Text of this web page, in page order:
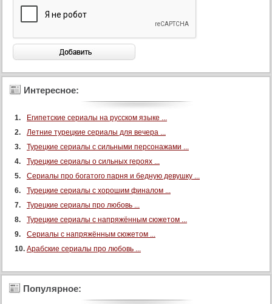
57 серия
61 серия
62 серия
63 серия
64 серия
67 серия
68 серия
69 серия
71 серия
Интересное:
Египетские сериалы на русском языке ...
Летние турецкие сериалы для вечера ...
Турецкие сериалы с сильными персонажами ...
Турецкие сериалы о сильных героях ...
Сериалы про богатого парня и бедную девушку ...
Турецкие сериалы с хорошим финалом ...
Турецкие сериалы про любовь ...
Турецкие сериалы с напряжённым сюжетом ...
Сериалы с напряжённым сюжетом ...
Арабские сериалы про любовь ...
Популярное: